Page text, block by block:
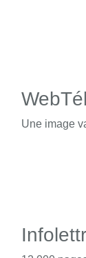
Une image